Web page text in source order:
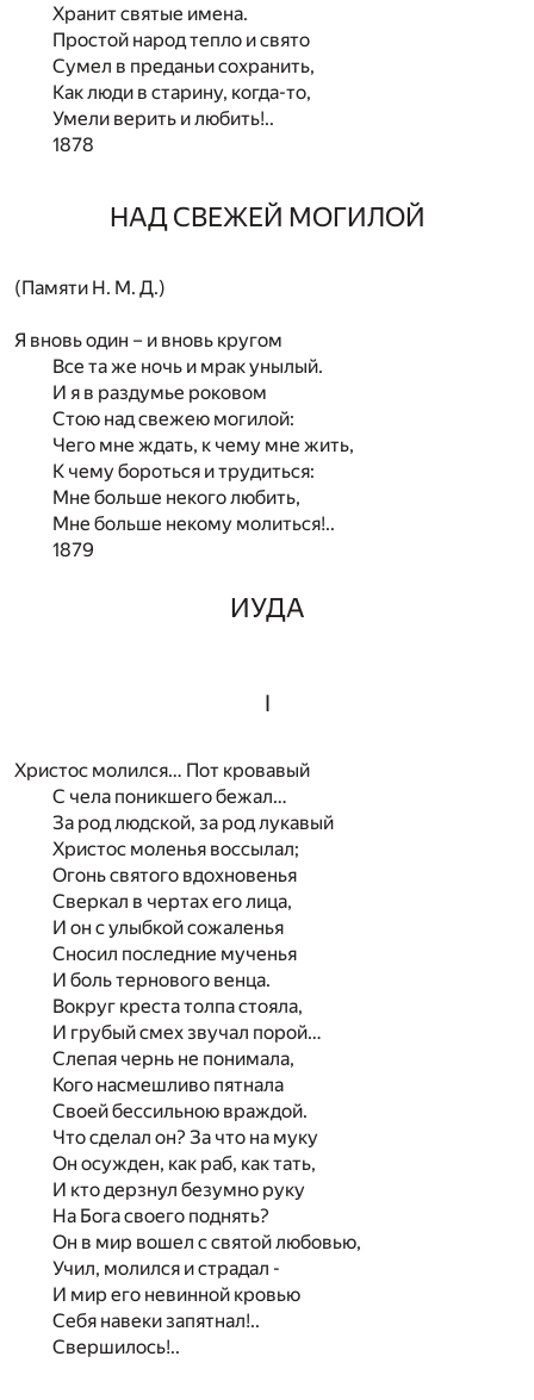
Хранит святые имена.
Простой народ тепло и свято
Сумел в преданьи сохранить,
Как люди в старину, когда-то,
Умели верить и любить!..
1878
НАД СВЕЖЕЙ МОГИЛОЙ
(Памяти Н. М. Д.)
Я вновь один – и вновь кругом
Все та же ночь и мрак унылый.
И я в раздумье роковом
Стою над свежею могилой:
Чего мне ждать, к чему мне жить,
К чему бороться и трудиться:
Мне больше некого любить,
Мне больше некому молиться!..
1879
ИУДА
I
Христос молился… Пот кровавый
С чела поникшего бежал…
За род людской, за род лукавый
Христос моленья воссылал;
Огонь святого вдохновенья
Сверкал в чертах его лица,
И он с улыбкой сожаленья
Сносил последние мученья
И боль тернового венца.
Вокруг креста толпа стояла,
И грубый смех звучал порой…
Слепая чернь не понимала,
Кого насмешливо пятнала
Своей бессильною враждой.
Что сделал он? За что на муку
Он осужден, как раб, как тать,
И кто дерзнул безумно руку
На Бога своего поднять?
Он в мир вошел с святой любовью,
Учил, молился и страдал -
И мир его невинной кровью
Себя навеки запятнал!..
Свершилось!..